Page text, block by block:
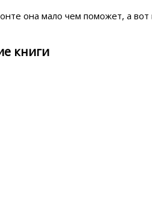
она мало чем поможет, а
книги